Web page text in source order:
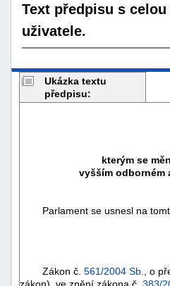
Text předpisu s
uživatele.
Ukázka textu
předpisu:
kterým se
vyšším odborném
Parlament se usnesl na
Zákon č. 561/2004 Sb.
, o
zákon), ve znění zákona č. 383/